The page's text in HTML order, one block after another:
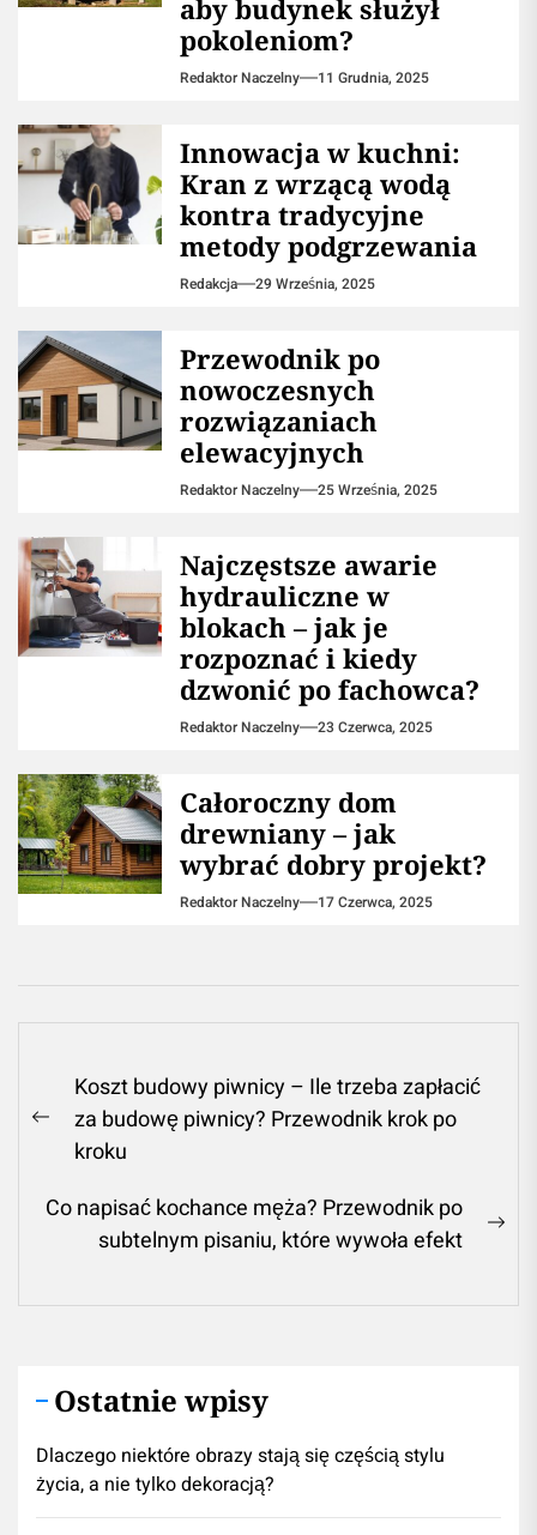
aby budynek służył
pokoleniom?
Redaktor Naczelny 11 Grudnia, 2025
Innowacja w kuchni:
Kran z wrzącą wodą
kontra tradycyjne
metody podgrzewania
Redakcja 29 Września, 2025
Przewodnik po
nowoczesnych
rozwiązaniach
elewacyjnych
Redaktor Naczelny 25 Września, 2025
Najczęstsze awarie
hydrauliczne w
blokach – jak je
rozpoznać i kiedy
dzwonić po fachowca?
Redaktor Naczelny 23 Czerwca, 2025
Całoroczny dom
drewniany – jak
wybrać dobry projekt?
Redaktor Naczelny 17 Czerwca, 2025
Nawigacja
wpisu
Previous
post:
Koszt budowy piwnicy – Ile trzeba zapłacić
za budowę piwnicy? Przewodnik krok po
kroku
Co napisać kochance męża? Przewodnik po
subtelnym pisaniu, które wywoła efekt
Ostatnie wpisy
Dlaczego niektóre obrazy stają się częścią stylu
życia, a nie tylko dekoracją?